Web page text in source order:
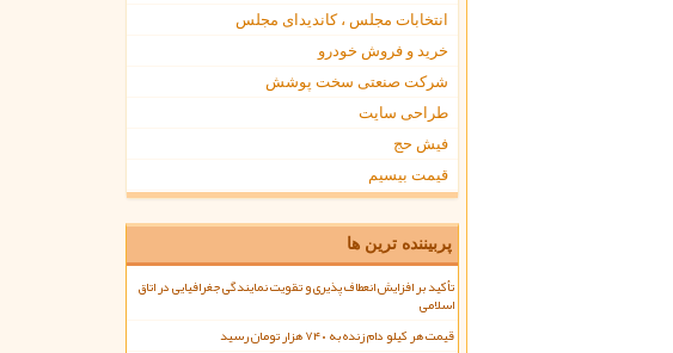
انتخابات مجلس ، کاندیدای مجلس
خرید و فروش خودرو
شرکت صنعتی سخت پوشش
طراحی سایت
فیش حج
قیمت بیسیم
پربیننده ترین ها
تأکید بر افزایش انعطاف پذیری و تقویت نمایندگی جغرافیایی در اتاق
اسلامی
قیمت هر کیلو دام زنده به ۷۴۰ هزار تومان رسید